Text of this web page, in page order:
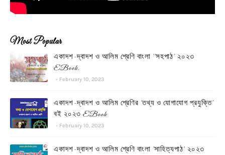
Most Popular
একাদশ-দ্বাদশ ও আলিম শ্রেণি বাংলা ''সহপাঠ' ২০২৩
EBook.
February 10, 2023
একাদশ-দ্বাদশ ও আলিম শ্রেণির 'তথ্য ও যোগাযোগ প্রযুক্তি'
বই ২০২৩ EBook
February 10, 2023
একাদশ-দ্বাদশ ও আলিম শ্রেণি বাংলা 'সাহিত্যপাঠ' ২০২৩